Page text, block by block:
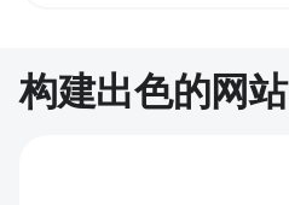
构建出色的网站